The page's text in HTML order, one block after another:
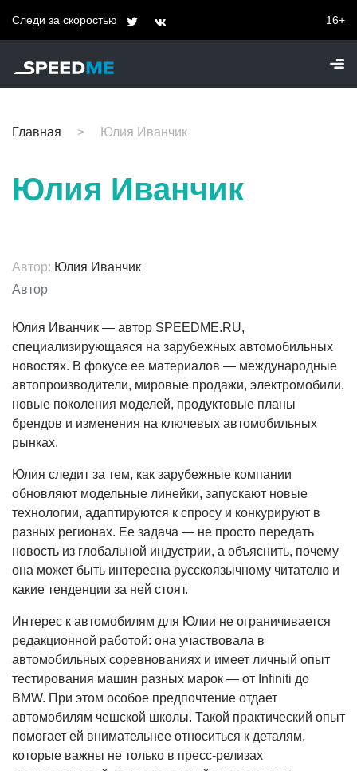
Следи за скоростью 16+
Главная Юлия Иванчик
Юлия Иванчик
Автор: Юлия Иванчик
Автор
Юлия Иванчик — автор SPEEDME.RU,
специализирующаяся на зарубежных автомобильных
новостях. В фокусе ее материалов — международные
автопроизводители, мировые продажи, электромобили,
новые поколения моделей, продуктовые планы
брендов и изменения на ключевых автомобильных
рынках.
Юлия следит за тем, как зарубежные компании
обновляют модельные линейки, запускают новые
технологии, адаптируются к спросу и конкурируют в
разных регионах. Ее задача — не просто передать
новость из глобальной индустрии, а объяснить, почему
она может быть интересна русскоязычному читателю и
какие тенденции за ней стоят.
Интерес к автомобилям для Юлии не ограничивается
редакционной работой: она участвовала в
автомобильных соревнованиях и имеет личный опыт
тестирования машин разных марок — от Infiniti до
BMW. При этом особое предпочтение отдает
автомобилям чешской школы. Такой практический опыт
помогает ей внимательнее относиться к деталям,
которые важны не только в пресс-релизах